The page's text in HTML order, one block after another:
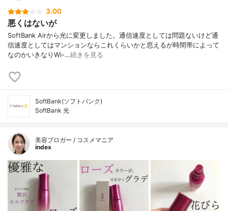
3.00
悪くはないが
SoftBank Airから光に変更しました。通信速度としては問題ないけど通
信速度としてはマンションならこれくらいかと思えるが時間帯によって
なのかいきなりWi-…続きを見る
SoftBank(ソフトバンク)
SoftBank 光
美容ブロガー / コスメマニア
index